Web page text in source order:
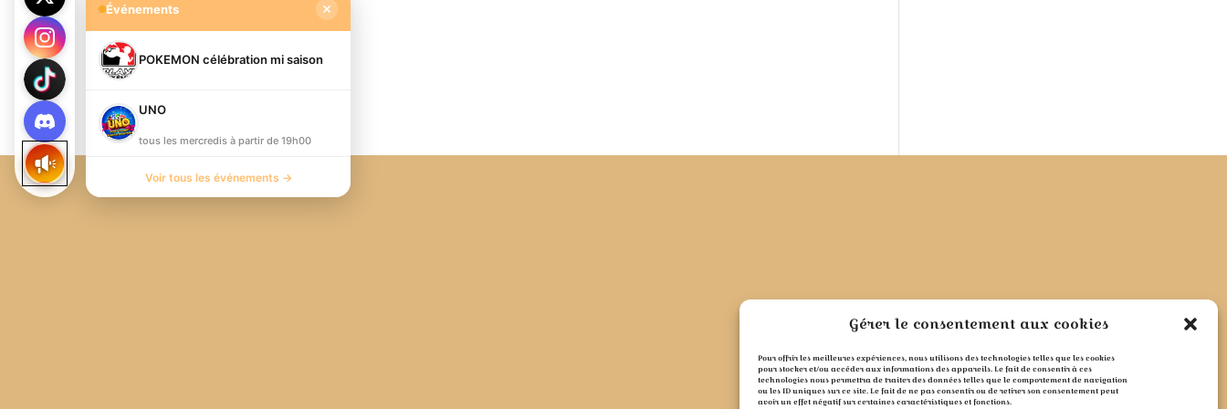
Gérer le consentement aux cookies
Pour offrir les meilleures expériences, nous utilisons des technologies telles que les cookies
pour stocker et/ou accéder aux informations des appareils. Le fait de consentir à ces
technologies nous permettra de traiter des données telles que le comportement de navigation
ou les ID uniques sur ce site. Le fait de ne pas consentir ou de retirer son consentement peut
avoir un effet négatif sur certaines caractéristiques et fonctions.
Événements
POKEMON célébration mi saison
UNO
tous les mercredis à partir de 19h00
Voir tous les événements →